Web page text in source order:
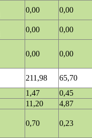
0,00
0,00
0,00
0,00
0,00 0,00
211,98
65,70
1,47
0,45
11,20
4,87
0,70 0,23